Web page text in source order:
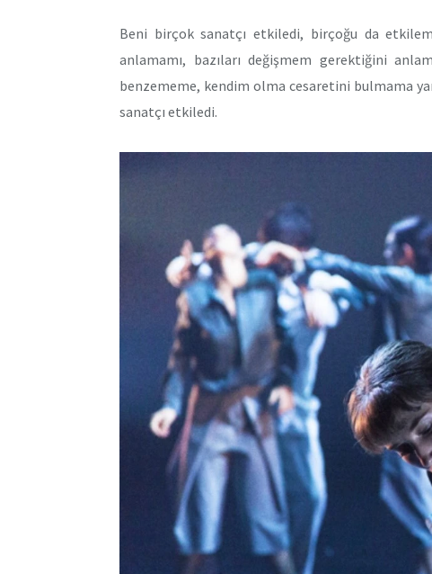
Beni birçok sanatçı etkiledi, birçoğu da
anlamamı, bazıları değişmem gerektiğini
benzememe, kendim olma cesaretini bulmama
sanatçı etkiledi.